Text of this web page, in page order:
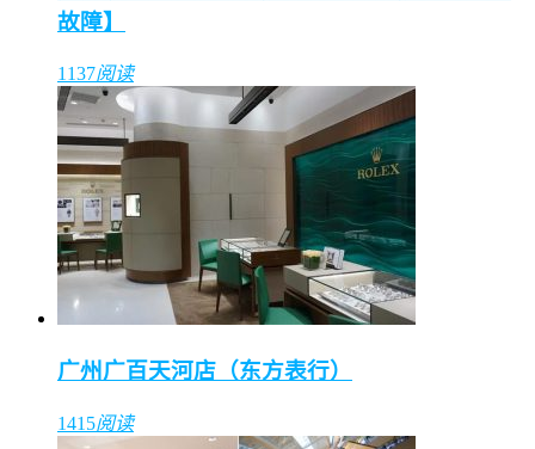
故障】
1137阅读
广州广百天河店（东方表行）
1415阅读